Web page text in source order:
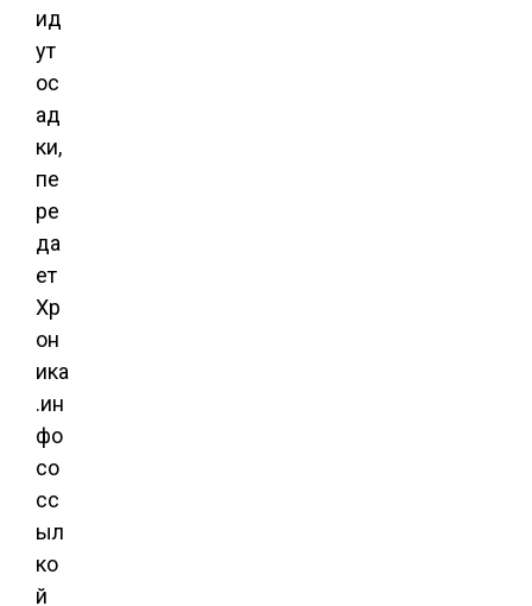
ид
ут
ос
ад
ки,
пе
ре
да
ет
Хр
он
ика
.ин
фо
со
сс
ыл
ко
й